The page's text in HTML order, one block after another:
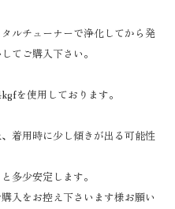
ルチューナーで浄化してから発
てご購入下さい。
を使用しております。
着用時に少し傾きが出る可能性
多少安定します。
入をお控え下さいます様お願い